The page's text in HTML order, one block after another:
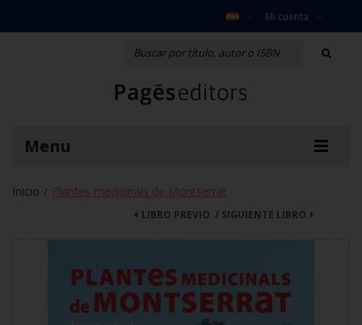
Mi cuenta
Menu
Inicio / Plantes medicinals de Montserrat
SIGUIENTE LIBRO
LIBRO PREVIO /